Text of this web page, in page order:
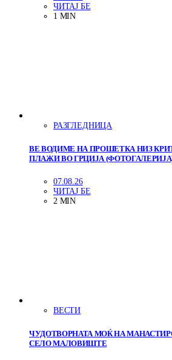
ЧИТАЈ БЕ
1 MIN
РАЗГЛЕДНИЦА
ВЕ ВОДИМЕ НА ПРОШЕТКА НИЗ
ПЛАЖИ ВО ГРЦИЈА
07.08.26
ЧИТАЈ БЕ
2 MIN
ВЕСТИ
ЧУДОТВОРНАТА МОЌ НА
СЕЛО МАЛОВИШТЕ